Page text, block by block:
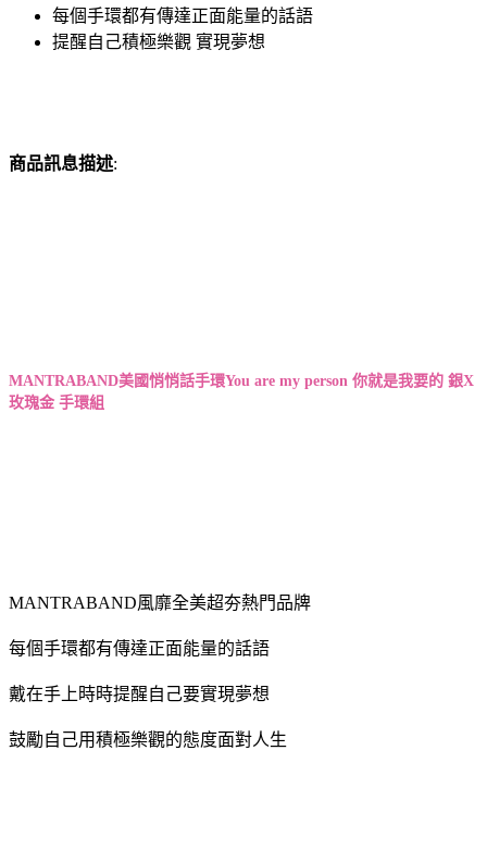
每個手環都有傳達正面能量的話語
提醒自己積極樂觀 實現夢想
商品訊息描述:
MANTRABAND美國悄悄話手環You are my person 你就是我要的 銀X
玫瑰金 手環組
MANTRABAND風靡全美超夯熱門品牌
每個手環都有傳達正面能量的話語
戴在手上時時提醒自己要實現夢想
鼓勵自己用積極樂觀的態度面對人生